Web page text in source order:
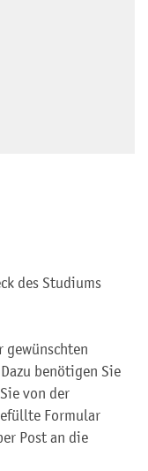
des Studiums
gewünschten
benötigen Sie
von der
Formular
Post an die